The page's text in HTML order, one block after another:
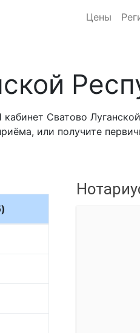
Цены
Сватово
или получите